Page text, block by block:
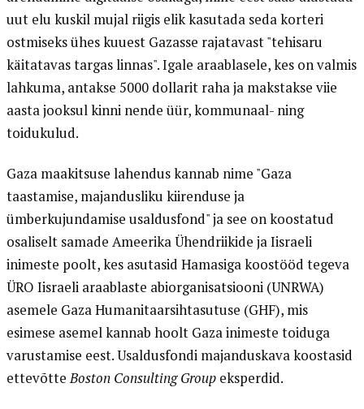
uut elu kuskil mujal riigis elik kasutada seda korteri
ostmiseks ühes kuuest Gazasse rajatavast "tehisaru
käitatavas targas linnas". Igale araablasele, kes on valmis
lahkuma, antakse 5000 dollarit raha ja makstakse viie
aasta jooksul kinni nende üür, kommunaal- ning
toidukulud.
Gaza maakitsuse lahendus kannab nime "Gaza
taastamise, majandusliku kiirenduse ja
ümberkujundamise usaldusfond" ja see on koostatud
osaliselt samade Ameerika Ühendriikide ja Iisraeli
inimeste poolt, kes asutasid Hamasiga koostööd tegeva
ÜRO Iisraeli araablaste abiorganisatsiooni (UNRWA)
asemele Gaza Humanitaarsihtasutuse (GHF), mis
esimese asemel kannab hoolt Gaza inimeste toiduga
varustamise eest. Usaldusfondi majanduskava koostasid
ettevõtteBoston Consulting Groupeksperdid.